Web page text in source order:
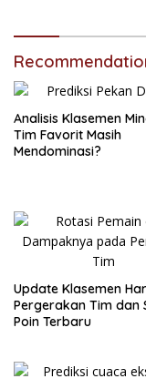
Analisis Klasemen
Tim Favorit Masih
Mendominasi?
Update Klasemen
Pergerakan Tim dan
Poin Terbaru